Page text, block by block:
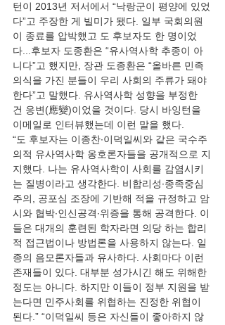
턴이 2013년 저서에서 “낙랑군이 평양에 있었
다”고 주장한 게 빌미가 됐다. 일부 국회의원
이 종료를 압박했고 도 후보자도 한 명이었
다...후보자 도종환은 “유사역사학 추종이 아
니다”고 했지만, 장관 도종환은 “올바른 민족
의식을 가진 분들이 우리 사회의 주류가 돼야
한다”고 말했다. 유사역사학 성향을 부정한
건 응변(應變)이었을 것이다. 당시 바잉턴을
이메일로 인터뷰했는데 이런 말을 했다.
“도 후보자는 이종찬∙이덕일씨와 같은 국수주
의적 유사역사학 옹호론자들을 공개적으로 지
지했다. 나는 유사역사학이 사회를 감염시키
는 질병이라고 생각한다. 비합리성∙종족중심
주의, 공포심 조장에 기반해 적을 규정하고 암
시와 협박∙인신공격∙위증을 통해 공격한다. 이
들은 대개의 훈련된 학자라면 의당 하는 합리
적 접근법이나 방법론을 사용하지 않는다. 일
종의 음모론자들과 유사하다. 사회마다 이런
존재들이 있다. 대부분 성가시긴 해도 위해한
정도는 아니다. 하지만 이들이 정부 지원을 받
는다면 민주사회를 위협하는 진정한 위협이
된다.” “이덕일씨 등은 자신들이 좋아하지 않